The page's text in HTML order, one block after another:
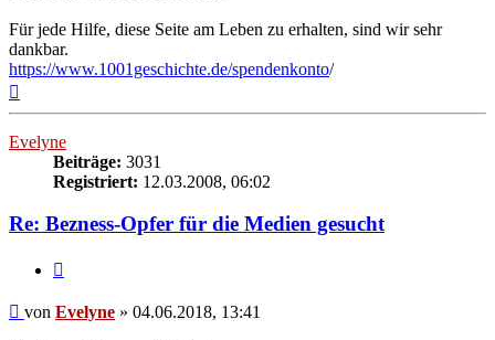
Für jede Hilfe, diese Seite am Leben zu erhalten, sind wir sehr
dankbar.
https://www.1001geschichte.de/spendenkonto/
Evelyne
Beiträge: 3031
Registriert: 12.03.2008, 06:02
Re: Bezness-Opfer für die Medien gesucht
Beitrag
von Evelyne » 04.06.2018, 13:41